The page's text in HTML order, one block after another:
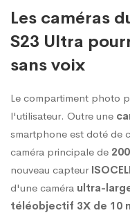
Les caméras
S23 Ultra
sans voix
Le compartiment photo
l'utilisateur. Outre une
smartphone est doté de
caméra principale de
nouveau capteur
d'une caméra ultra-
téléobjectif 3X de 10